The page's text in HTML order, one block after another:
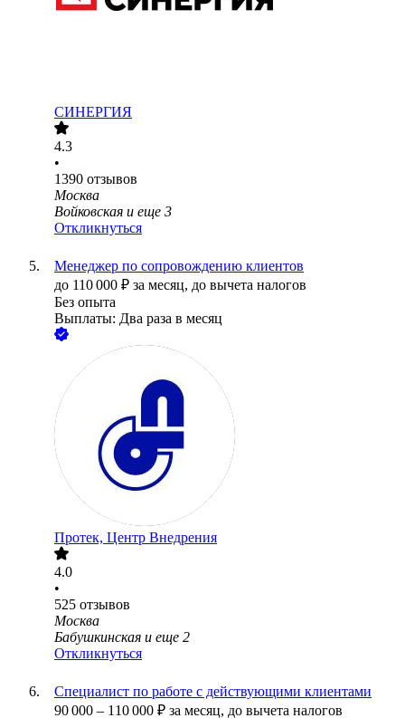
СИНЕРГИЯ
4.3
•
1390 отзывов
Москва
Войковская и еще 3
Откликнуться
Менеджер по сопровождению клиентов
до 110 000 ₽ за месяц, до вычета налогов
Без опыта
Выплаты: Два раза в месяц
Протек, Центр Внедрения
4.0
•
525 отзывов
Москва
Бабушкинская и еще 2
Откликнуться
Специалист по работе с действующими клиентами
90 000 – 110 000 ₽ за месяц, до вычета налогов